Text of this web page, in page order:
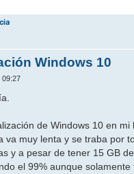
Windows 10
09:27
de Windows 10 en mi
va muy lenta y se traba por
y a pesar de tener 15 GB
el 99% aunque solamente